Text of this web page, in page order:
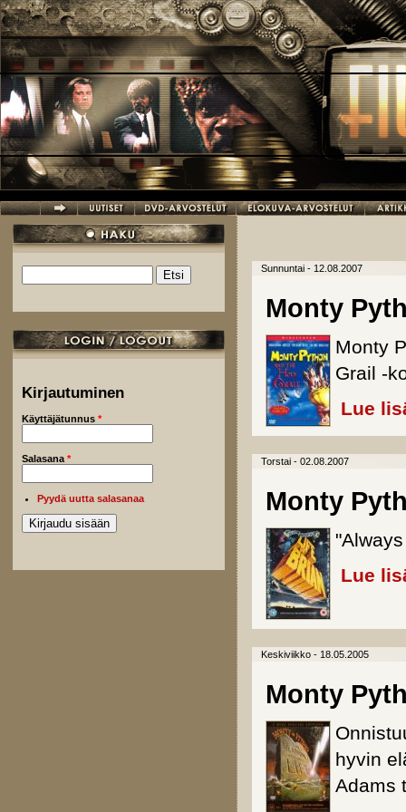
Hyppää pääsisältöön
Hakulomake
Kirjautuminen
Käyttäjätunnus *
Salasana *
Pyydä uutta salasanaa
Sunnuntai - 12.08.2007
Monty
Monty
Grail -
Lue
Torstai - 02.08.2007
Monty
Lue
Keskiviikko - 18.05.2005
Monty
hyvin
Adams